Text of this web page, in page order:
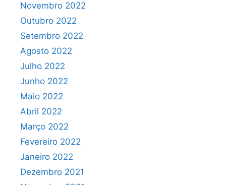
Novembro 2022
Outubro 2022
Setembro 2022
Agosto 2022
Julho 2022
Junho 2022
Maio 2022
Abril 2022
Março 2022
Fevereiro 2022
Janeiro 2022
Dezembro 2021